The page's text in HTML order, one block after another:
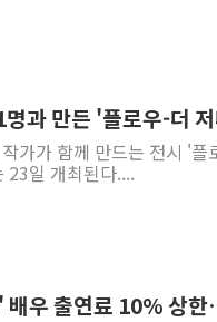
과 만든 '플로우-더
가가 함께 만드는 전시 '
일 개최된다....
우 출연료 10% 상